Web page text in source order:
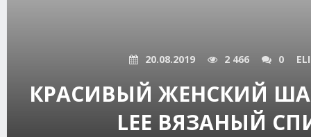
20.08.2019 2 466 0
КРАСИВЫЙ ЖЕНСКИЙ
LEE ВЯЗАНЫЙ